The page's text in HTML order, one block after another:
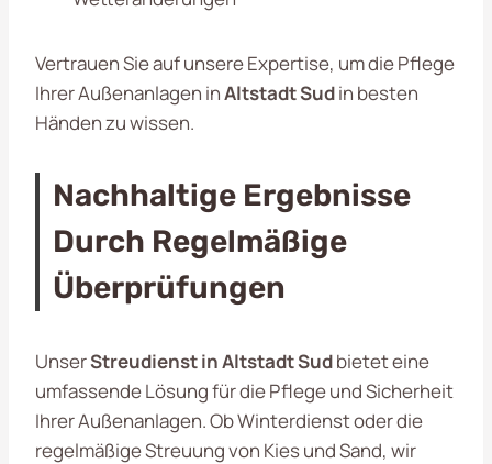
Vertrauen Sie auf unsere Expertise, um die Pflege
Ihrer Außenanlagen inAltstadt Sudin besten
Händen zu wissen.
Nachhaltige Ergebnisse
Durch Regelmäßige
Überprüfungen
UnserStreudienst in Altstadt Sudbietet eine
umfassende Lösung für die Pflege und Sicherheit
Ihrer Außenanlagen. Ob Winterdienst oder die
regelmäßige Streuung von Kies und Sand, wir